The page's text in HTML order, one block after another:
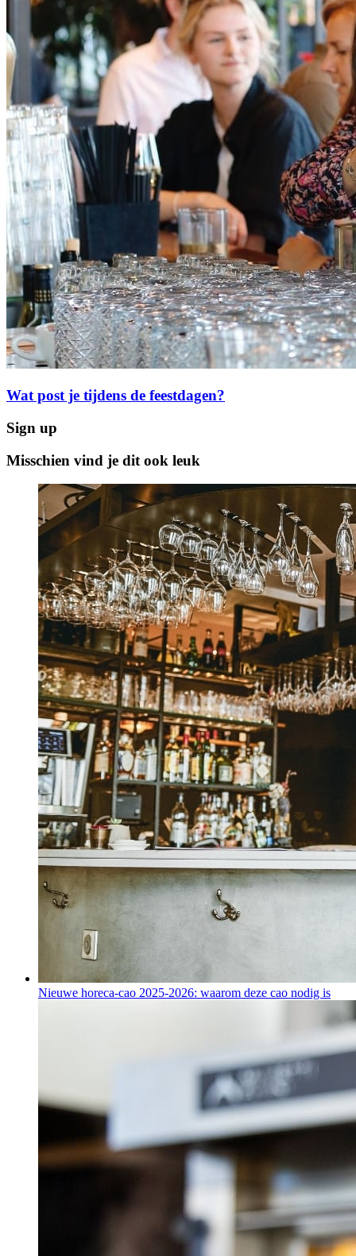
Wat post je tijdens de feestdagen?
Sign up
Misschien vind je dit ook leuk
Nieuwe horeca-cao 2025-2026: waarom deze cao nodig is